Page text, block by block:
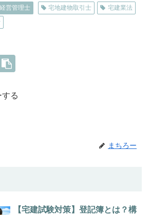
営管理士 宅地建物取引士
宅建業法
る
まちろー
【宅建試験対策】登記簿とは？構